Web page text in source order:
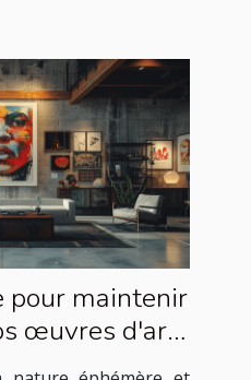
pour maintenir
œuvres d'art
la maison